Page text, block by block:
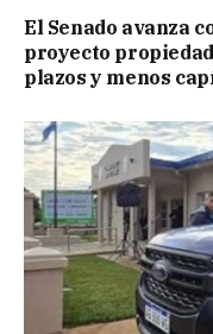
El Senado avanza
proyecto
plazos y menos